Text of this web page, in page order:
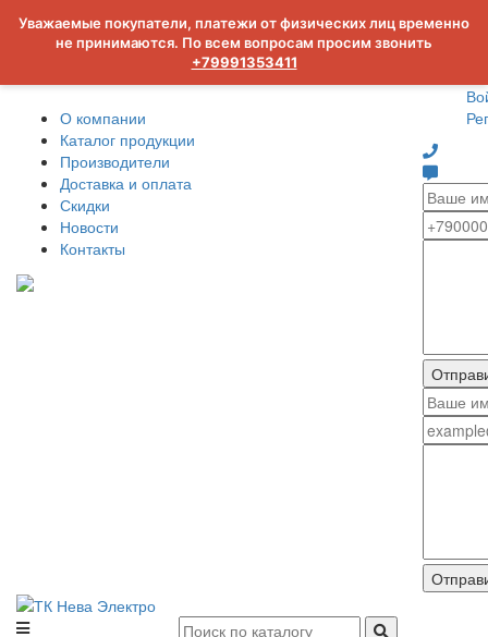
Уважаемые покупатели, платежи от физических лиц временно
не принимаются. По всем вопросам просим звонить
+79991353411
О компании
Каталог продукции
Производители
Доставка и оплата
Скидки
Новости
Контакты